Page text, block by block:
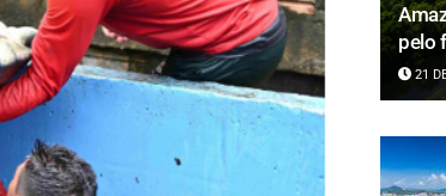
pelo
21